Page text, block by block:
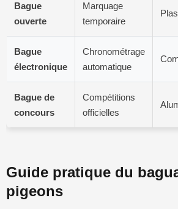
Bague
ouverte
Marquage
temporaire
Bague
électronique
Chronométrage
automatique
Bague de
concours
Compétitions
officielles
Guide pratique du
pigeons